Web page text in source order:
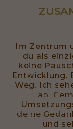
Im Zentrum
du als
keine
Entwicklung.
Weg. Ich
ab.
deine
und